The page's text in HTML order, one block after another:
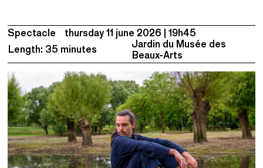
Spectacle thursday 11 june 2026
19h45
Length: 35 minutes
Jardin du Musée des
Beaux-Arts